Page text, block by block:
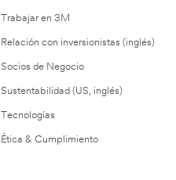
Trabajar en 3M
Relación con inversionistas (inglés)
Socios de Negocio
Sustentabilidad (US, inglés)
Tecnologías
Ética & Cumplimiento